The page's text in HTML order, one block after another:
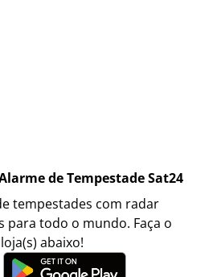
de Tempestade Sat24
tempestades com radar
para todo o mundo. Faça o
abaixo!